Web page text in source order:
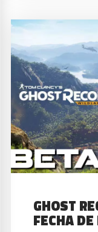
GHOST
FECHA